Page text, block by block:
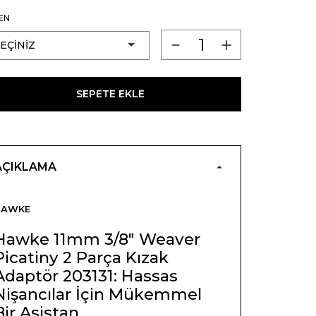
SEPETE EKLE
11mm 3/8" Weaver
2 Parça Kızak
203131: Hassas
İçin Mükemmel